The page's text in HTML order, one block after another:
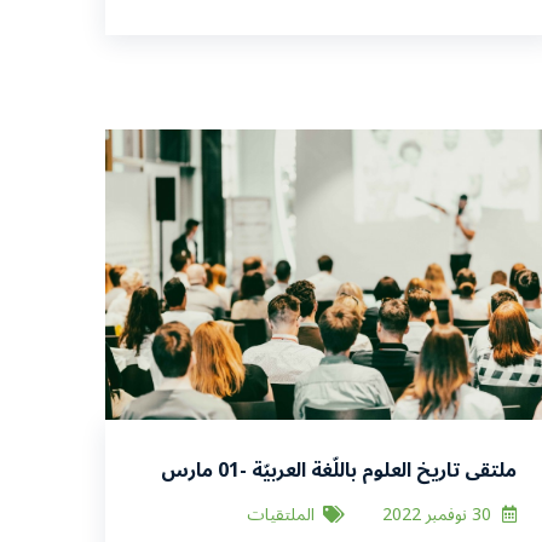
ملتقى تاريخ العلوم باللّغة العربيّة -01 مارس
2023 الملتقيات